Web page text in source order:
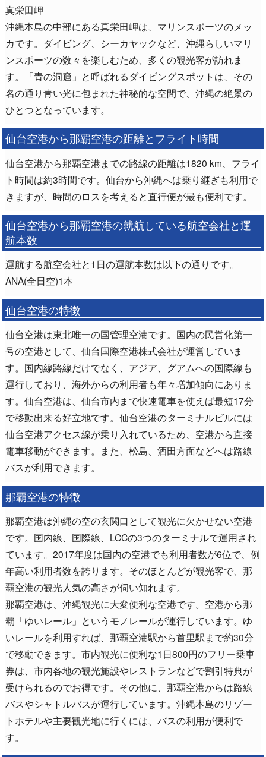
真栄田岬
沖縄本島の中部にある真栄田岬は、マリンスポーツのメッ
カです。ダイビング、シーカヤックなど、沖縄らしいマリ
ンスポーツの数々を楽しむため、多くの観光客が訪れま
す。「青の洞窟」と呼ばれるダイビングスポットは、その
名の通り青い光に包まれた神秘的な空間で、沖縄の絶景の
ひとつとなっています。
仙台空港から那覇空港の距離とフライト時間
仙台空港から那覇空港までの路線の距離は1820 km、フライ
ト時間は約3時間です。仙台から沖縄へは乗り継ぎも利用で
きますが、時間のロスを考えると直行便が最も便利です。
仙台空港から那覇空港の就航している航空会社と運
航本数
運航する航空会社と1日の運航本数は以下の通りです。
ANA(全日空)1本
仙台空港の特徴
仙台空港は東北唯一の国管理空港です。国内の民営化第一
号の空港として、仙台国際空港株式会社が運営していま
す。国内線路線だけでなく、アジア、グアムへの国際線も
運行しており、海外からの利用者も年々増加傾向にありま
す。仙台空港は、仙台市内まで快速電車を使えば最短17分
で移動出来る好立地です。仙台空港のターミナルビルには
仙台空港アクセス線が乗り入れているため、空港から直接
電車移動ができます。また、松島、酒田方面などへは路線
バスが利用できます。
那覇空港の特徴
那覇空港は沖縄の空の玄関口として観光に欠かせない空港
です。国内線、国際線、LCCの3つのターミナルで運用され
ています。2017年度は国内の空港でも利用者数が6位で、例
年高い利用者数を誇ります。そのほとんどが観光客で、那
覇空港の観光人気の高さが伺い知れます。
那覇空港は、沖縄観光に大変便利な空港です。空港から那
覇「ゆいレール」というモノレールが運行しています。ゆ
いレールを利用すれば、那覇空港駅から首里駅まで約30分
で移動できます。市内観光に便利な1日800円のフリー乗車
券は、市内各地の観光施設やレストランなどで割引特典が
受けられるのでお得です。その他に、那覇空港からは路線
バスやシャトルバスが運行しています。沖縄本島のリゾー
トホテルや主要観光地に行くには、バスの利用が便利で
す。